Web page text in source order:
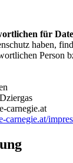
für
haben,
Person
carnegie.at
carnegie.at/